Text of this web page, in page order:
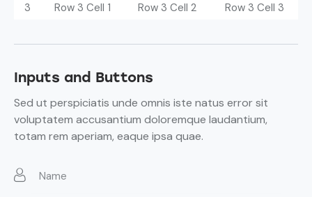
3
Row 3 Cell 1 Row 3 Cell 2 Row 3 Cell 3
Inputs and Buttons
Sed ut perspiciatis unde omnis iste natus error sit
voluptatem accusantium doloremque laudantium,
totam rem aperiam, eaque ipsa quae.